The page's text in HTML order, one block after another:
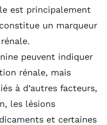
est principalement
un marqueur
peuvent indiquer
rénale, mais
à d’autres facteurs,
les lésions
et certaines